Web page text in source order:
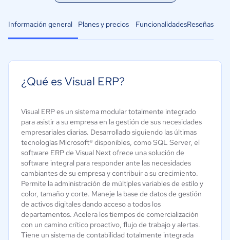
Información general Planes y precios FuncionalidadesReseñas
¿Qué es Visual ERP?
Visual ERP es un sistema modular totalmente integrado
para asistir a su empresa en la gestión de sus necesidades
empresariales diarias. Desarrollado siguiendo las últimas
tecnologías Microsoft® disponibles, como SQL Server, el
software ERP de Visual Next ofrece una solución de
software integral para responder ante las necesidades
cambiantes de su empresa y contribuir a su crecimiento.
Permite la administración de múltiples variables de estilo y
color, tamaño y corte. Maneje la base de datos de gestión
de activos digitales dando acceso a todos los
departamentos. Acelera los tiempos de comercialización
con un camino crítico proactivo, flujo de trabajo y alertas.
Tiene un sistema de contabilidad totalmente integrada